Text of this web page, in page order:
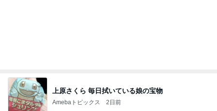
上原さくら 毎日拭いている娘の宝物
Amebaトピックス 2日前